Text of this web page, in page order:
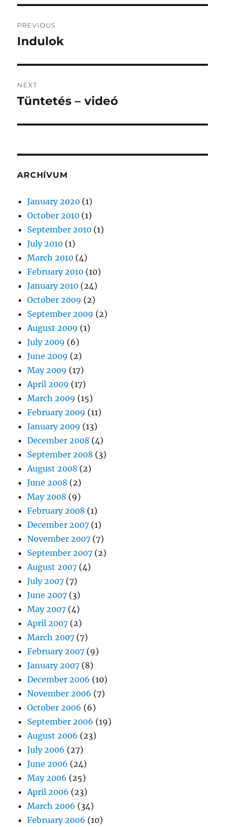
navigation
PREVIOUS
Previous
Indulok
NEXT
Next
Tüntetés – videó
ARCHÍVUM
January 2020 (1)
October 2010 (1)
September 2010 (1)
July 2010 (1)
March 2010 (4)
February 2010 (10)
January 2010 (24)
October 2009 (2)
September 2009 (2)
August 2009 (1)
July 2009 (6)
June 2009 (2)
May 2009 (17)
April 2009 (17)
March 2009 (15)
February 2009 (11)
January 2009 (13)
December 2008 (4)
September 2008 (3)
August 2008 (2)
June 2008 (2)
May 2008 (9)
February 2008 (1)
December 2007 (1)
November 2007 (7)
September 2007 (2)
August 2007 (4)
July 2007 (7)
June 2007 (3)
May 2007 (4)
April 2007 (2)
March 2007 (7)
February 2007 (9)
January 2007 (8)
December 2006 (10)
November 2006 (7)
October 2006 (6)
September 2006 (19)
August 2006 (23)
July 2006 (27)
June 2006 (24)
May 2006 (25)
April 2006 (23)
March 2006 (34)
February 2006 (10)